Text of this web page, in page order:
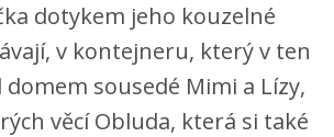
dotykem jeho kouzelné
v kontejneru, který v ten
sousedé Mimi a Lízy,
věcí Obluda, která si také